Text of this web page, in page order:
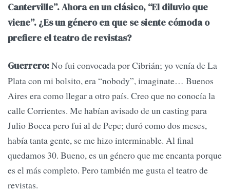
Canterville”. Ahora en un clásico, “El diluvio que
viene”. ¿Es un género en que se siente cómoda o
prefiere el teatro de revistas?
Guerrero:No fui convocada por Cibrián; yo venía de La
Plata con mi bolsito, era “nobody”, imaginate… Buenos
Aires era como llegar a otro país. Creo que no conocía la
calle Corrientes. Me habían avisado de un casting para
Julio Bocca pero fui al de Pepe; duró como dos meses,
había tanta gente, se me hizo interminable. Al final
quedamos 30. Bueno, es un género que me encanta porque
es el más completo. Pero también me gusta el teatro de
revistas.